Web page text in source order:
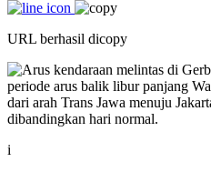
URL berhasil dicopy
i